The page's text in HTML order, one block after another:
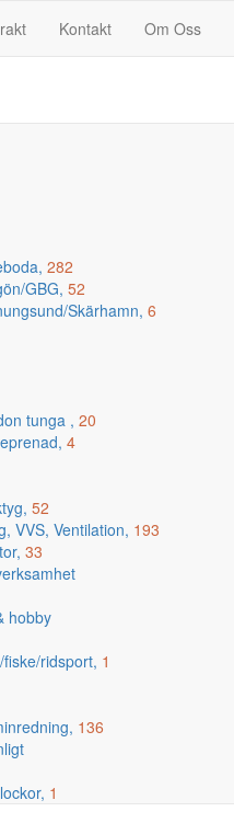
Kontakt Om Oss
282
GBG, 52
Skärhamn, 6
tunga , 20
4
52
VVS, Ventilation, 193
33
hobby
fiske/ridsport, 1
136
1